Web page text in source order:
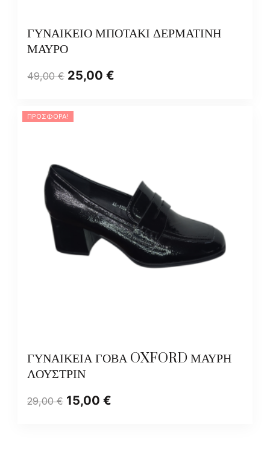
ΓΥΝΑΙΚΕΙΟ ΜΠΟΤΑΚΙ ΔΕΡΜΑΤΙΝΗ
ΜΑΥΡΟ
49,00€ 25,00 €
ΠΡΟΣΦΟΡΆ!
ΓΥΝΑΙΚΕΙΑ ΓΟΒΑ OXFORD ΜΑΥΡΗ
ΛΟΥΣΤΡΙΝ
29,00€ 15,00 €